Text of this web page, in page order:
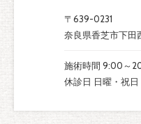
〒639-0231
奈良県香芝市下田
施術時間 9:00～
休診日 日曜・祝日